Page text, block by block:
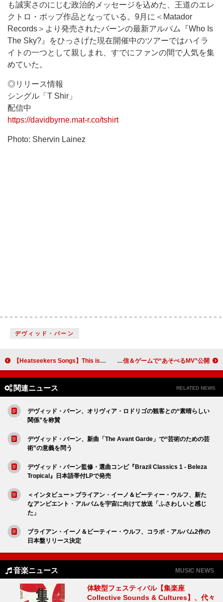
も誠実さのにじむ政治的メッセージを込めた、王道のエレ
クトロ・ポップ作品となっている。9月に＜Matador
Records＞より発売されたバーンの最新アルバム『Who Is
The Sky?』をひっさげた現在開催中のツアーではハイラ
イトの一つとして親しまれ、すでにファンの間で人気を集
めていた。
◎リリース情報
シングル「T Shir」
配信中
https://davidbyrne.mat-r.co/tshirt
Photo: Shervin Lainez
デヴィッド・バーン
【Heatseekers Songs】This is LAST「シェイプシフター」首位デビュー ドラマ『じゃあ、あんたが作ってみろよ』主題歌 ヤバイTシャツ屋さん×パックマンが“癒着”、新曲「PAC-MANISM」配信＆ゲームで“あそべるMV”公開
関連ニュース RELATED NEWS
デヴィッド・バーン、オリヴィア・ロドリゴの観客との“素晴らしい
関係”を称賛
デヴィッド・バーン、新曲「The Avant Garde」で“芸術のための芸
術”の意義を問う
デヴィッド・バーン監修・選曲コンピ『Brazil Classics 1 - Beleza
Tropical』日本語帯付LPで発売
＜インタビュー＞ブライアン・イーノ＆ビーティー・ウルフ、新た
なアンビエント・アルバムを宇宙に向けて放送「ふさわしいと感じ
た」
ブライアン・イーノ＆ビーティー・ウルフ、コラボ・アルバム2作の
日本盤リリース決定
音楽ニュース MUSIC NEWS
体験型フェスティバル【集楽座
Collective Sounds & Cultures】、代々